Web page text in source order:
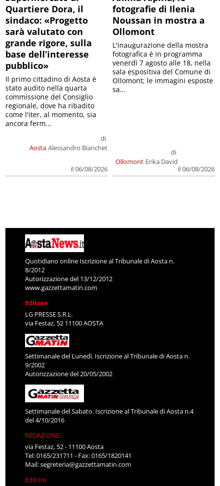
Quartiere Dora, il
sindaco: «Progetto
sarà valutato con
grande rigore, sulla
base dell’interesse
pubblico»
Aosta
di
Alessandro Bianchet
il 06/08/2026
Il primo cittadino di Aosta è
stato audito nella quarta
commissione del Consiglio
regionale, dove ha ribadito
come l'iter, al momento, sia
ancora ferm...
fotografie di Ilenia
Noussan in mostra a
Ollomont
Ollomont
di
Erika David
il 06/08/2026
L'inaugurazione della mostra
fotografica è in programma
venerdì 7 agosto alle 18, nella
sala espositiva del Comune di
Ollomont; le immagini esposte
sa...
Quotidiano online Iscrizione al Tribunale di Aosta n.
8/2012
Autorizzazione del 13/12/2012
www.gazzettamatin.com
Editore
LG PRESSE S.R.L.
via Festaz, 52 11100 AOSTA
Settimanale del Lunedì. Iscrizione al Tribunale di Aosta n.
9/2002
Autorizzazione del 20/05/2002
Settimanale del Sabato. Iscrizione al Tribunale di Aosta n.4
del 4/10/2016
REDAZIONE
via Festaz, 52 - 11100 Aosta
Tel: 0165/231711 - Fax: 0165/1820141
Mail:segreteria@gazzettamatin.com
Editore